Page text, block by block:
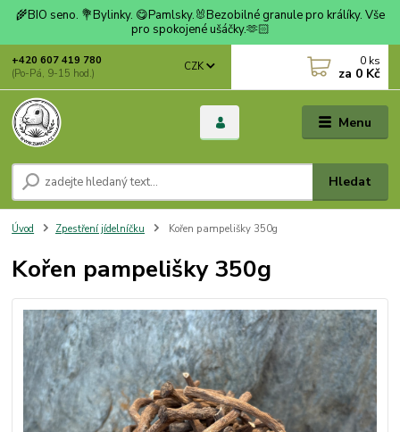
🌾BIO seno. 💐Bylinky. 😋Pamlsky.🐰Bezobilné granule pro králíky. Vše
pro spokojené ušáčky.🫶🏻
Menu
CZK
Hledat
+420 607 419 780
(Po-Pá, 9-15 hod.)
0 ks
za 0 Kč
Úvod Zpestření jídelníčku Kořen pampelišky 350g
Kořen pampelišky 350g